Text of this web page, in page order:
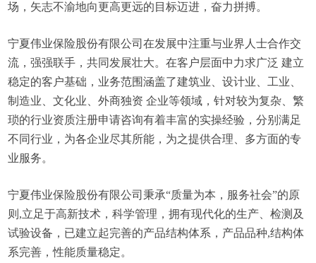
场，矢志不渝地向更高更远的目标迈进，奋力拼搏。
宁夏伟业保险股份有限公司在发展中注重与业界人士合作交
流，强强联手，共同发展壮大。在客户层面中力求广泛 建立
稳定的客户基础，业务范围涵盖了建筑业、设计业、工业、
制造业、文化业、外商独资 企业等领域，针对较为复杂、繁
琐的行业资质注册申请咨询有着丰富的实操经验，分别满足
不同行业，为各企业尽其所能，为之提供合理、多方面的专
业服务。
宁夏伟业保险股份有限公司秉承“质量为本，服务社会”的原
则,立足于高新技术，科学管理，拥有现代化的生产、检测及
试验设备，已建立起完善的产品结构体系，产品品种,结构体
系完善，性能质量稳定。